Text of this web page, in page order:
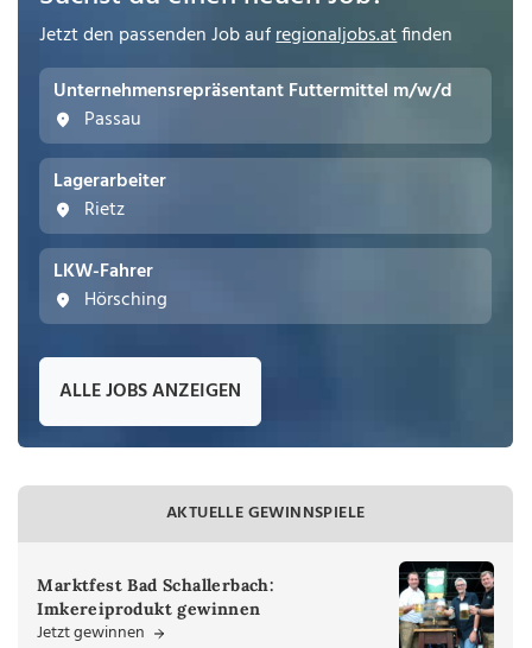
Jetzt den passenden Job aufregionaljobs.atfinden
Unternehmensrepräsentant Futtermittel m/w/d
Passau
Lagerarbeiter
Rietz
LKW-Fahrer
Hörsching
ALLE JOBS ANZEIGEN
AKTUELLE GEWINNSPIELE
Marktfest Bad Schallerbach:
Imkereiprodukt gewinnen
Jetzt gewinnen